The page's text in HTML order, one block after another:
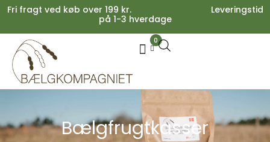
Fri fragt ved køb over 199 kr. Leveringstid
på 1-3 hverdage
0
Your cart is empty.
Subtotal: 0,00
0,00kr. inkl. moms
KASSE
Bælgfrugtkasser